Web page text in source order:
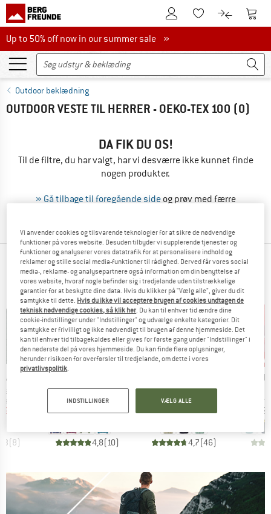
Til kundekontoenTil huskesedlen.
Til Til
Up to 50% off now in our summer sale
Up to 50% off now in our summer sale »
Outdoor beklædning
OUTDOOR VESTE TIL HERRER - OEKO-TEX 100 (0)
DA FIK DU OS!
Til de filtre, du har valgt, har vi desværre ikke kunnet finde
nogen produkter.
» Gå tilbage til foregående sideog prøv med færre
VORES BESTSELLERE TIL DIG
Puff Vest
pris
€
(8)
Artikel
Girls Sandefjord Jacket
Produktgruppe
Fleecejakke
Pris
39,95 € Nedsat pris
fra23,57 €
4,8(10)
Rabat
til 41%
Artikel
Women's Retro Pile Vest
Produktgruppe
Fleecevest
Pris
119,95 € Nedsat pris
fra83,97 €
4,7(46)
Rabat
til 30%
54,95
Vi anvender cookies og tilsvarende teknologier for at sikre de nødvendige
funktioner på vores website. Desuden tilbyder vi supplerende tjenester og
funktioner og analyserer vores datatrafik for at personalisere indhold og
reklamer og stille social media-funktioner til rådighed. Derved får vores social
media-, reklame- og analysepartnere også information om din benyttelse af
vores website, hvoraf nogle befinder sig i tredjelande uden tilstrækkelige
garantier for at beskytte dine data. Hvis du klikker på "Vælg alle", giver du dit
samtykke til dette. Hvis du ikke vil acceptere brugen af cookies undtagen de
teknisk nødvendige cookies, så klik her. Du kan til enhver tid ændre dine
cookie-indstillinger under "Indstillinger" og udvælge enkelte kategorier. Dit
samtykke er frivilligt og ikke nødvendigt til brugen af denne hjemmeside. Det
kan til enhver tid tilbagekaldes eller gives for første gang under "Indstillinger" i
den nederste del på vores hjemmeside. Du kan finde flere oplysninger,
herunder risikoen for overførsler til tredjelande, om dette i vores
privatlivspolitik.
INDSTILLINGER VÆLG ALLE